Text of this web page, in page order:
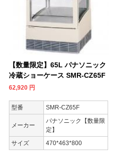
【数量限定】65L パナソニック
冷蔵ショーケース SMR-CZ65F
62,920 円
型番 SMR-CZ65F
メーカー
パナソニック【数量限
定】
サイズ
470*463*800